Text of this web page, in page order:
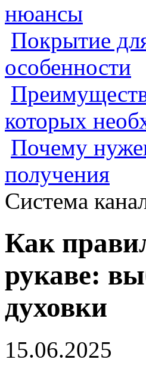
нюансы
Покрытие
особенности
которых
Почему
получения
Система
Как
рукаве:
духовки
15.06.2025